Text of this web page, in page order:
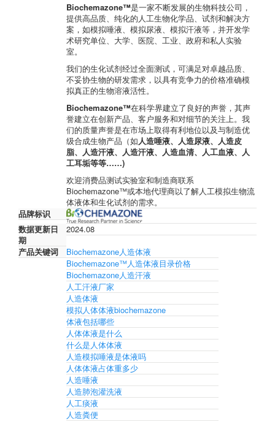
Biochemazone™是一家不断发展的生物科技公司，
提供高品质、纯化的人工生物化学品、试剂和解决方
案，如模拟唾液、模拟尿液、模拟汗液等，并开发学
术研究单位、大学、医院、工业、政府和私人实验
室。
我们的生化试剂经过全面测试，可满足对卓越品质、
不妥协生物的研发需求，以具有竞争力的价格准确模
拟真正的生物溶液活性。
Biochemazone™在科学界建立了良好的声誉，其声
誉建立在创新产品、客户服务和对细节的关注上。我
们的质量声誉是在市场上取得有利地位以及与制造优
级合成生物产品（如 人造唾液、人造尿液、人造皮
脂、人造汗液、人造汗液、人造血清、人工血液、人
工耳垢等等……)
欢迎消费品测试实验室和制造商联系
Biochemazone™或本地代理商以了解人工模拟生物流
体液体和生化试剂的需求。
品牌标识
数据更新日
期
2024.08
产品关键词
Biochemazone人造体液
Biochemazone™人造体液目录价格
Biochemazone人造汗液
人工汗液厂家
人造体液
模拟人体体液biochemazone
体液包括哪些
人体体液是什么
什么是人体体液
人造模拟唾液是体液吗
人体体液占体重多少
人造唾液
人造肺泡灌洗液
人工痰液
人造粪便